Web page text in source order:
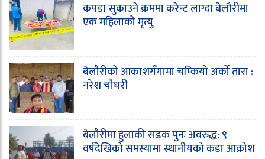
कपडा सुकाउने क्रममा करेन्ट लाग्दा बेलौरीमा
एक महिलाको मृत्यु
बेलौरीको आकाशगँगामा चम्कियो अर्को तारा :
नरेश चौधरी
बेलौरीमा हुलाकी सडक पुनः अवरुद्ध: ९
वर्षदेखिको समस्यामा स्थानीयको कडा आक्रोश